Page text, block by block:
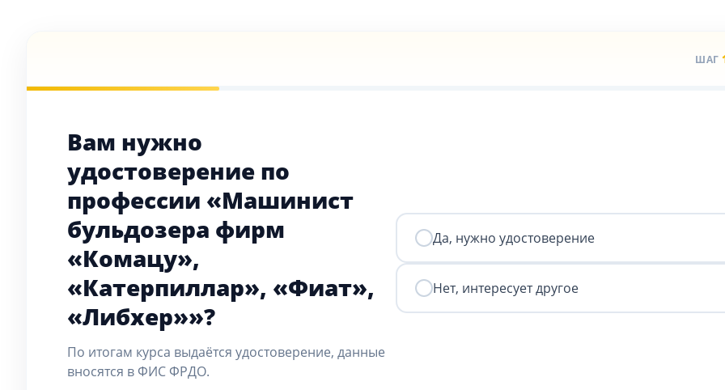
ШАГ
Вам нужно
удостоверение по
профессии «Машинист
бульдозера фирм
«Комацу»,
«Катерпиллар», «Фиат»,
«Либхер»»?
По итогам курса выдаётся удостоверение, данные
вносятся в ФИС ФРДО.
Да, нужно удостоверение
Нет, интересует другое